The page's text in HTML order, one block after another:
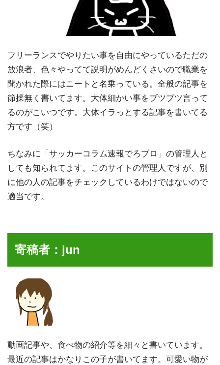
フリーランスでやりたい事を自由にやっているただの
放浪者、色々やってて説明がめんどくさいので職業を
聞かれた際にはニートと名乗っている。全般の記事を
節操無く書いてます。大体細かい事をブツブツ言って
るのがこいつです。大体イラっとする記事を書いてる
方です（笑）
ちなみに「サッカーコラム速報でろブロ」の管理人と
しても知られてます。このサイトの管理人ですが、別
に他の人の記事をチェックしているわけではないので
適当です。
寄稿者：jun
動画記事や、食べ物の紹介等を細々と書いています。
最近の記事はかなりこの子が書いてます。可愛い物が